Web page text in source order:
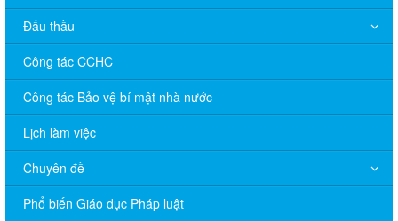
Đấu thầu
Công tác CCHC
Công tác Bảo vệ bí mật nhà nước
Lịch làm việc
Chuyên đề
Phổ biến Giáo dục Pháp luật